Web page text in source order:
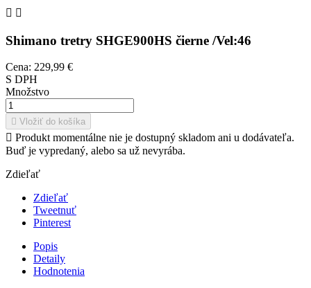
 
Shimano tretry SHGE900HS čierne /Vel:46
Cena: 229,99 €
S DPH
Množstvo
 Vložiť do košíka
 Produkt momentálne nie je dostupný skladom ani u dodávateľa.
Buď je vypredaný, alebo sa už nevyrába.
Zdieľať
Zdieľať
Tweetnuť
Pinterest
Popis
Detaily
Hodnotenia